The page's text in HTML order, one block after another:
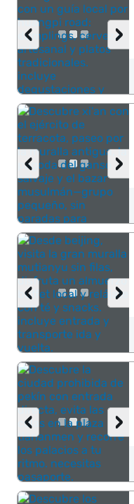
›
‹
›
‹
›
‹
›
‹